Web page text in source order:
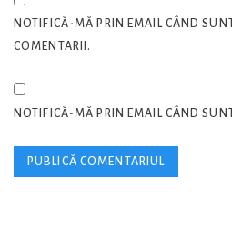
NOTIFICĂ-MĂ PRIN EMAIL CÂND
COMENTARII.
NOTIFICĂ-MĂ PRIN EMAIL CÂND